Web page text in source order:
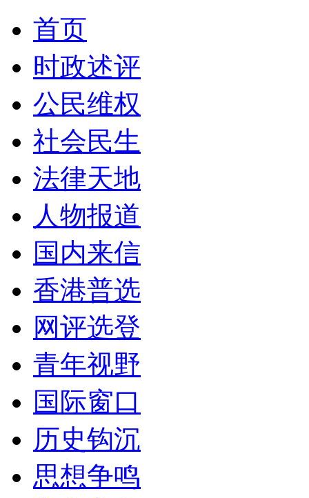
首页
时政述评
公民维权
社会民生
法律天地
人物报道
国内来信
香港普选
网评选登
青年视野
国际窗口
历史钩沉
思想争鸣